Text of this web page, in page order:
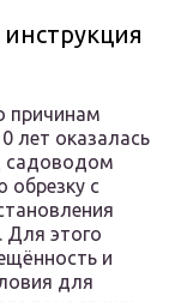
причинам
лет оказалась
садоводом
обрезку с
Для этого
и
для